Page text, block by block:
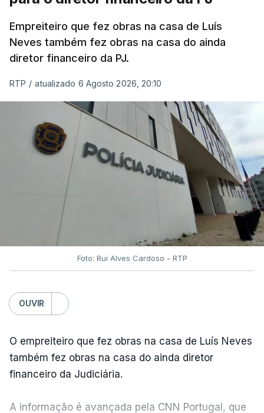
Empreiteiro que fez obras na casa de Luís
Neves também fez obras na casa do ainda
diretor financeiro da PJ.
RTP / atualizado 6 Agosto 2026, 20:10
Foto: Rui Alves Cardoso - RTP
OUVIR
O empreiteiro que fez obras na casa de Luís Neves
também fez obras na casa do ainda diretor
financeiro da Judiciária.
A informação é avançada pela CNN Portugal, que